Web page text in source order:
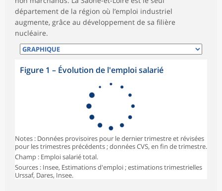
département de la région où l’emploi industriel
augmente, grâce au développement de sa filière
nucléaire.
Figure 1 – Évolution de l'emploi salarié
Notes : Données provisoires pour le dernier trimestre et révisées
pour les trimestres précédents ; données CVS, en fin de trimestre.
Champ : Emploi salarié total.
Sources : Insee, Estimations d'emploi ; estimations trimestrielles
Urssaf, Dares, Insee.